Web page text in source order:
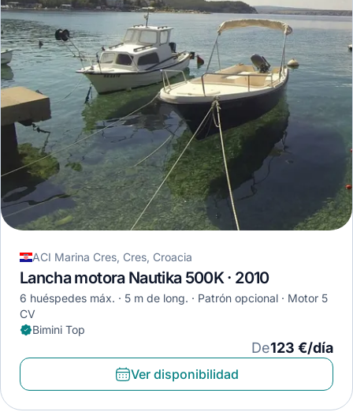
ACI Marina Cres, Cres, Croacia
Lancha motora Nautika 500K · 2010
6 huéspedes máx. 5 m de long. Patrón opcional
Motor 5
CV
Bimini Top
De123 €/día
Ver disponibilidad